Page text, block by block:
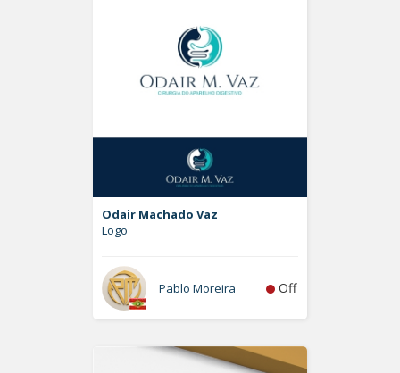
Odair Machado Vaz
Logo
Pablo Moreira Off